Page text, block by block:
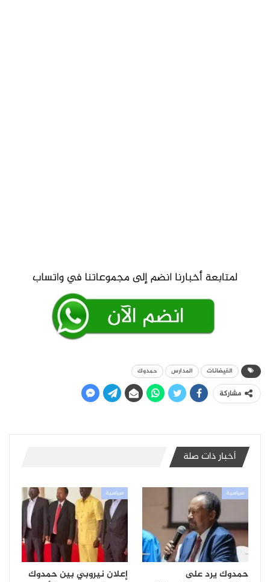
الفيضانات المدارس حمدوك
مشاركة
أخبار ذات صلة
سياسية
حمدوك يرد على
سياسية
إعلان نيروبي بين حمدوك